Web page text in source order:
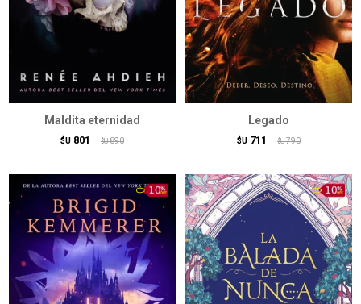
Maldita eternidad
$U 801 $U 890
Legado
$U 711 $U 790